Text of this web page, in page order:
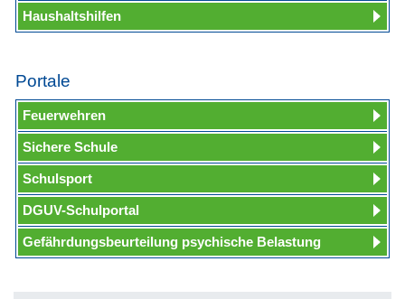
Haushaltshilfen
Portale
Feuerwehren
Sichere Schule
Schulsport
DGUV-Schulportal
Gefährdungsbeurteilung psychische Belastung